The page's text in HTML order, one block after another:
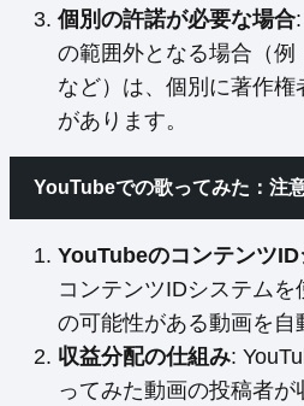
個別の許諾が必要な場合
の範囲外となる場合（
など）は、個別に著作
があります。
YouTubeでの歌ってみた：注
YouTubeのコンテンツ
コンテンツIDシステム
の可能性がある動画を自
収益分配の仕組み:
ってみた動画の投稿者